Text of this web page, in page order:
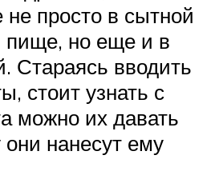
не просто в сытной
пище, но еще и в
Стараясь вводить
стоит узнать с
можно их давать
они нанесут ему